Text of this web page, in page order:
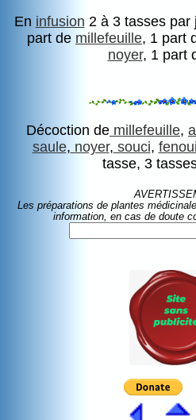
En infusion 2 à 3 tasses par
part de millefeuille, 1 part
noyer, 1 part
Décoction de millefeuille,
saule, noyer, souci, fenouil
tasse, 3
Les préparations de plantes
information, en cas de doute